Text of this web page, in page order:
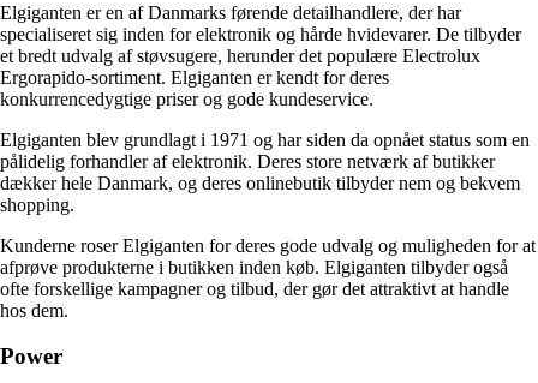
Elgiganten er en af Danmarks førende detailhandlere, der har
specialiseret sig inden for elektronik og hårde hvidevarer. De tilbyder
et bredt udvalg af støvsugere, herunder det populære Electrolux
Ergorapido-sortiment. Elgiganten er kendt for deres
konkurrencedygtige priser og gode kundeservice.
Elgiganten blev grundlagt i 1971 og har siden da opnået status som en
pålidelig forhandler af elektronik. Deres store netværk af butikker
dækker hele Danmark, og deres onlinebutik tilbyder nem og bekvem
shopping.
Kunderne roser Elgiganten for deres gode udvalg og muligheden for at
afprøve produkterne i butikken inden køb. Elgiganten tilbyder også
ofte forskellige kampagner og tilbud, der gør det attraktivt at handle
hos dem.
Power